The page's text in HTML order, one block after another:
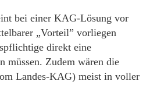
bei einer KAG-Lösung vor
„Vorteil” vorliegen
direkt eine
müssen. Zudem wären die
Landes-KAG) meist in voller